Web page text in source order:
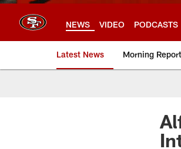
NEWS VIDEO PODCASTS
Latest News Morning Report